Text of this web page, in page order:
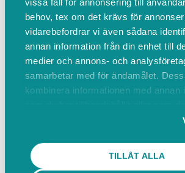
behov, tex om det krävs för
vidarebefordrar vi även sådana
annan information från din enhet till
medier och annons- och
samarbetar med för ändamålet.
kombinera informationen med annan
TILLÅT ALLA
sina anställda utnyttja
mig utanför arbetstid &
faktura till arbetsgivaren.
Friskvård är avdragsgillt & det
sätt att erbjuda massage till
förebyggande syfte.
övningar som underlättar.